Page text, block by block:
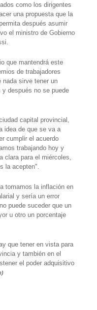
como los dirigentes
una propuesta que la
después asumir
el ministro de Gobierno
que mantendrá este
de trabajadores
nada sirve tener un
después no se puede
capital provincial,
idea de que se va a
cumplir el acuerdo
trabajando hoy y
clara para el miércoles,
la acepten".
tomamos la inflación en
y sería un error
puede suceder que un
u otro un porcentaje
que tener en vista para
y también en el
el poder adquisitivo